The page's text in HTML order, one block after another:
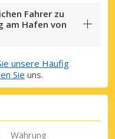
Fahrer zu
am Hafen von
unsere Häufig
Sie uns.
Währung